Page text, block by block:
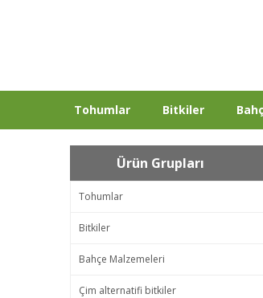
Tohumlar Bitkiler
Ürün Grupları
Tohumlar
Bitkiler
Bahçe Malzemeleri
Çim alternatifi bitkiler